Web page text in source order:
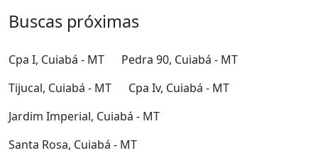
Buscas próximas
Cpa I, Cuiabá - MT
Pedra 90, Cuiabá - MT
Tijucal, Cuiabá - MT
Cpa Iv, Cuiabá - MT
Jardim Imperial, Cuiabá - MT
Santa Rosa, Cuiabá - MT